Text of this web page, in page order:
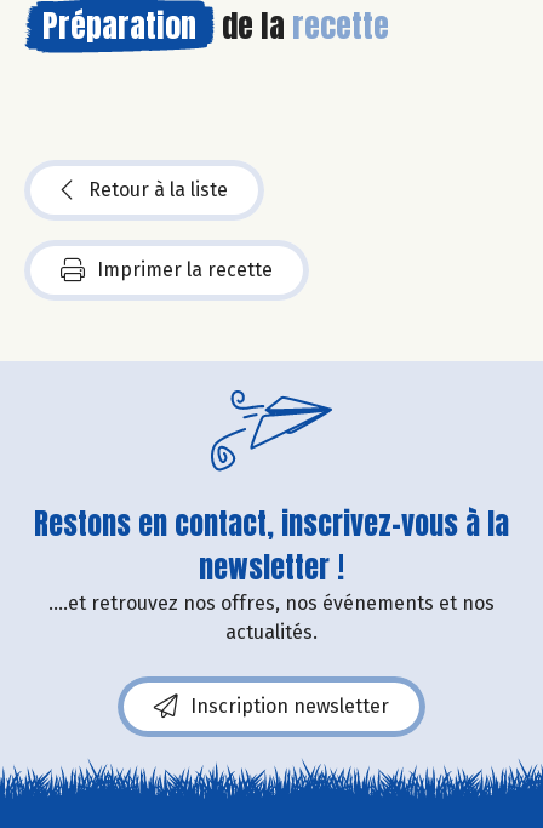
Préparation de la recette
Retour à la liste
Imprimer la recette
Restons en contact, inscrivez-vous à la
newsletter !
....et retrouvez nos offres, nos événements et nos
actualités.
Inscription newsletter